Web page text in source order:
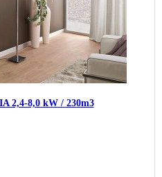
2,4-8,0 kW / 230m3